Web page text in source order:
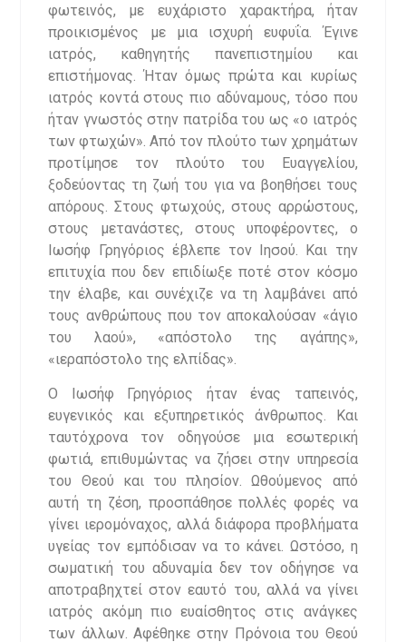
φωτεινός, με ευχάριστο χαρακτήρα, ήταν
προικισμένος με μια ισχυρή ευφυΐα. Έγινε
ιατρός, καθηγητής πανεπιστημίου και
επιστήμονας. Ήταν όμως πρώτα και κυρίως
ιατρός κοντά στους πιο αδύναμους, τόσο που
ήταν γνωστός στην πατρίδα του ως «ο ιατρός
των φτωχών». Από τον πλούτο των χρημάτων
προτίμησε τον πλούτο του Ευαγγελίου,
ξοδεύοντας τη ζωή του για να βοηθήσει τους
απόρους. Στους φτωχούς, στους αρρώστους,
στους μετανάστες, στους υποφέροντες, ο
Ιωσήφ Γρηγόριος έβλεπε τον Ιησού. Και την
επιτυχία που δεν επιδίωξε ποτέ στον κόσμο
την έλαβε, και συνέχιζε να τη λαμβάνει από
τους ανθρώπους που τον αποκαλούσαν «άγιο
του λαού», «απόστολο της αγάπης»,
«ιεραπόστολο της ελπίδας».
Ο Ιωσήφ Γρηγόριος ήταν ένας ταπεινός,
ευγενικός και εξυπηρετικός άνθρωπος. Και
ταυτόχρονα τον οδηγούσε μια εσωτερική
φωτιά, επιθυμώντας να ζήσει στην υπηρεσία
του Θεού και του πλησίον. Ωθούμενος από
αυτή τη ζέση, προσπάθησε πολλές φορές να
γίνει ιερομόναχος, αλλά διάφορα προβλήματα
υγείας τον εμπόδισαν να το κάνει. Ωστόσο, η
σωματική του αδυναμία δεν τον οδήγησε να
αποτραβηχτεί στον εαυτό του, αλλά να γίνει
ιατρός ακόμη πιο ευαίσθητος στις ανάγκες
των άλλων. Αφέθηκε στην Πρόνοια του Θεού